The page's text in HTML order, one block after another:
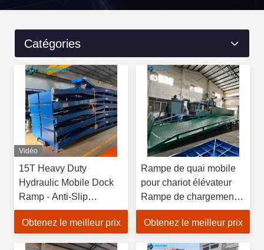
Catégories
Vidéo
15T Heavy Duty
Hydraulic Mobile Dock
Ramp - Anti-Slip
Diamond Surface Forklift
Compatible
Obtenez le meilleur prix
Rampe de quai mobile
pour chariot élévateur
Rampe de chargement
de conteneurs pour
rampe de cour pliable
Obtenez le meilleur prix